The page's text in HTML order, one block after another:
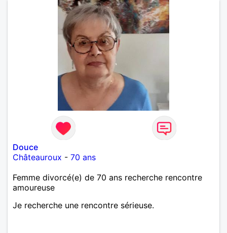
en ai marre je veux partagé et rigoler
Douce
Châteauroux - 70 ans
Femme divorcé(e) de 70 ans recherche rencontre
amoureuse
Je recherche une rencontre sérieuse.